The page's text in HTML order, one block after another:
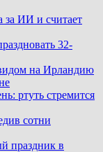
ИИ и считает
32-
на Ирландию
ртуть стремится
сотни
праздник в